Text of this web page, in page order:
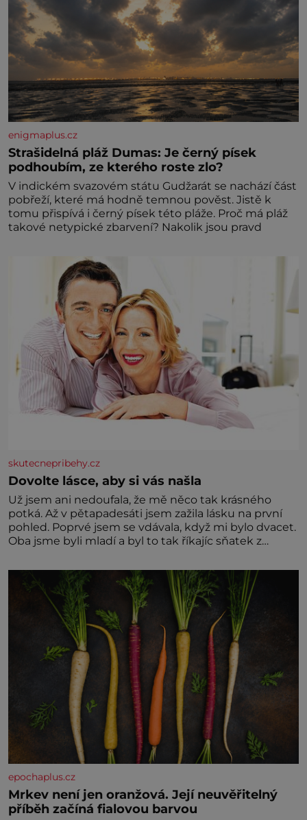
enigmaplus.cz
Strašidelná pláž Dumas: Je černý písek
podhoubím, ze kterého roste zlo?
V indickém svazovém státu Gudžarát se nachází část
pobřeží, které má hodně temnou pověst. Jistě k
tomu přispívá i černý písek této pláže. Proč má pláž
takové netypické zbarvení? Nakolik jsou pravd
skutecnepribehy.cz
Dovolte lásce, aby si vás našla
Už jsem ani nedoufala, že mě něco tak krásného
potká. Až v pětapadesáti jsem zažila lásku na první
pohled. Poprvé jsem se vdávala, když mi bylo dvacet.
Oba jsme byli mladí a byl to tak říkajíc sňatek z
zaopatřený mladý muž. Manželství nám oběma moc
nesvědčilo, brzy jsme zjistili, že
epochaplus.cz
Mrkev není jen oranžová. Její neuvěřitelný
příběh začíná fialovou barvou